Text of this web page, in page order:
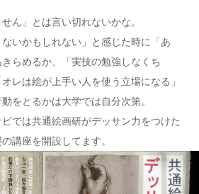
ん」とは言い切れないかな。
いかもしれない」と感じた時に「あ
らめるか、「実技の勉強しなくち
レは絵が上手い人を使う立場になる」
をとるかは大学では自分次第。
では共通絵画研がデッサン力をつけた
講座を開設してます。